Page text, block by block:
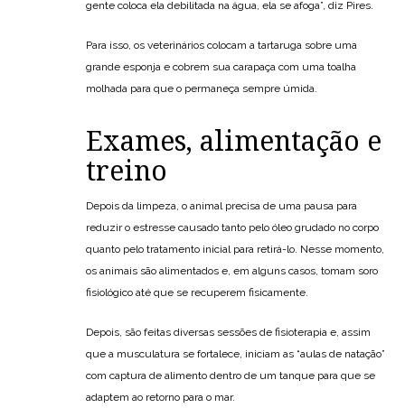
gente coloca ela debilitada na água, ela se afoga”, diz Pires.
Para isso, os veterinários colocam a tartaruga sobre uma
grande esponja e cobrem sua carapaça com uma toalha
molhada para que o permaneça sempre úmida.
Exames, alimentação e
treino
Depois da limpeza, o animal precisa de uma pausa para
reduzir o estresse causado tanto pelo óleo grudado no corpo
quanto pelo tratamento inicial para retirá-lo. Nesse momento,
os animais são alimentados e, em alguns casos, tomam soro
fisiológico até que se recuperem fisicamente.
Depois, são feitas diversas sessões de fisioterapia e, assim
que a musculatura se fortalece, iniciam as “aulas de natação”
com captura de alimento dentro de um tanque para que se
adaptem ao retorno para o mar.